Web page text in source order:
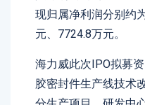
现归属净利润分别约
元、7724.8万元。
海力威此次IPO拟募
胶密封件生产线技术